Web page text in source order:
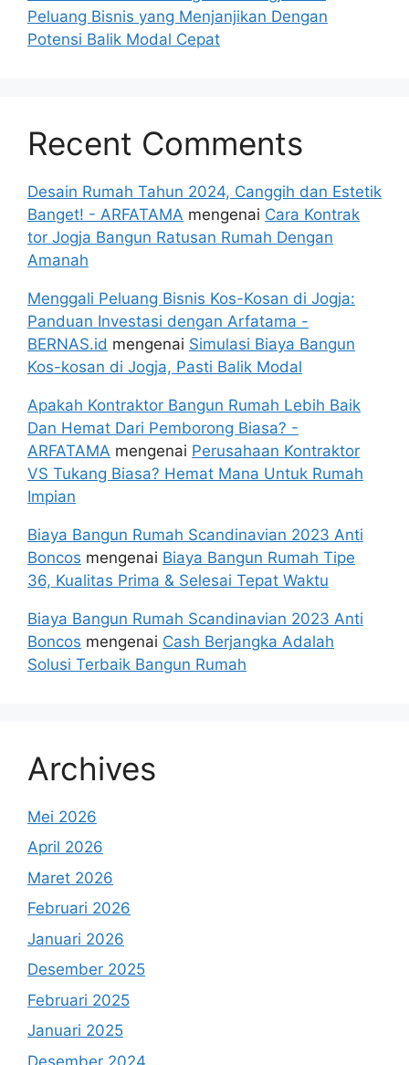
Peluang Bisnis yang Menjanjikan Dengan
Potensi Balik Modal Cepat
Recent Comments
Desain Rumah Tahun 2024, Canggih dan Estetik
Banget! - ARFATAMA mengenai Cara Kontrak
tor Jogja Bangun Ratusan Rumah Dengan
Amanah
Menggali Peluang Bisnis Kos-Kosan di Jogja:
Panduan Investasi dengan Arfatama -
BERNAS.id mengenai Simulasi Biaya Bangun
Kos-kosan di Jogja, Pasti Balik Modal
Apakah Kontraktor Bangun Rumah Lebih Baik
Dan Hemat Dari Pemborong Biasa? -
ARFATAMA mengenai Perusahaan Kontraktor
VS Tukang Biasa? Hemat Mana Untuk Rumah
Impian
Biaya Bangun Rumah Scandinavian 2023 Anti
Boncos mengenai Biaya Bangun Rumah Tipe
36, Kualitas Prima & Selesai Tepat Waktu
Biaya Bangun Rumah Scandinavian 2023 Anti
Boncos mengenai Cash Berjangka Adalah
Solusi Terbaik Bangun Rumah
Archives
Mei 2026
April 2026
Maret 2026
Februari 2026
Januari 2026
Desember 2025
Februari 2025
Januari 2025
Desember 2024